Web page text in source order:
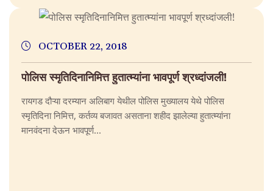
OCTOBER 22, 2018
पोलिस स्मृतिदिनानिमित्त हुतात्म्यांना भावपूर्ण श्रध्दांजली!
रायगड दौऱ्या दरम्यान अलिबाग येथील पोलिस मुख्यालय येथे पोलिस
स्मृतिदिना निमित्त, कर्तव्य बजावत असताना शहीद झालेल्या हुतात्म्यांना
मानवंदना देऊन भावपूर्ण...